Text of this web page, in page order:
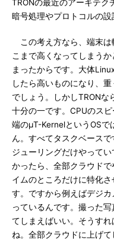
TRONの最近のアーキテク
暗号処理やプロトコルの設
この考え方なら、端末は
こまで高くなってしまう
まったからです。大体
したら高いものになり、
でしょう。しかしTRON
十分の一です。CPUのス
端のμT-KernelというOSで
ん。すべてタスクベース
ジューリングだけやって
かったら、全部クラウド
イムのところだけに特化
す。ですから例えばデジ
っているんです。撮った
てしまえばいい。そうす
ね。全部クラウドに上げて